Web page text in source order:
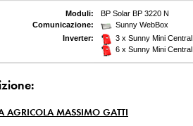
Moduli:
BP Solar BP 3220 N
Comunicazione:
Sunny WebBox
Inverter:
3 x Sunny Mini
6 x Sunny Mini
AGRICOLA MASSIMO GATTI